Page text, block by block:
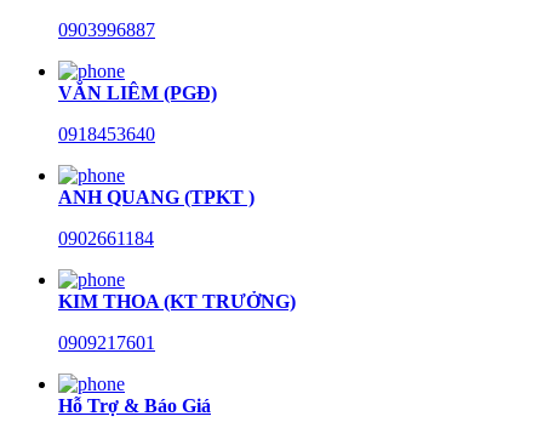
0903996887
VĂN LIÊM (PGĐ)
0918453640
ANH QUANG (TPKT )
0902661184
KIM THOA (KT TRƯỞNG)
0909217601
Hỗ Trợ & Báo Giá